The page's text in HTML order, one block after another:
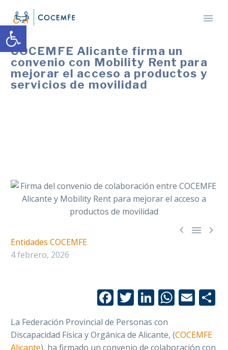
Abrir barra de herramientas
COCEMFE Alicante firma un
convenio con Mobility Rent para
mejorar el acceso a productos y
servicios de movilidad
  
Entidades COCEMFE
4 febrero, 2026
Facebook
Twitter
LinkedIn
La Federación Provincial de Personas con
Discapacidad Física y Orgánica de Alicante, (COCEMFE
Alicante), ha firmado un convenio de colaboración con